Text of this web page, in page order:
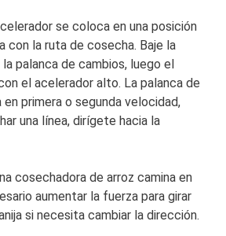
se coloca en una posición
con la ruta de cosecha. Baje la
palanca de cambios, luego el
el acelerador alto. La palanca de
primera o segunda velocidad,
una línea, dirígete hacia la
cosechadora de arroz camina en
aumentar la fuerza para girar
si necesita cambiar la dirección.